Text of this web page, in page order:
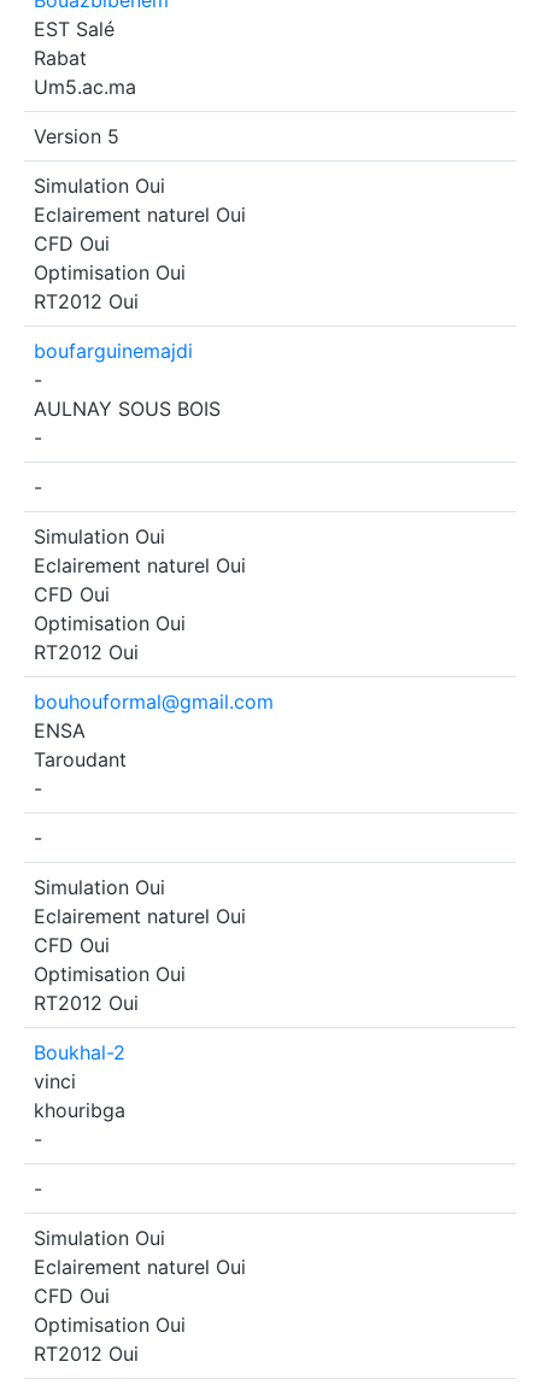
EST Salé
Rabat
Um5.ac.ma
Version 5
Simulation Oui
Eclairement naturel Oui
CFD Oui
Optimisation Oui
RT2012 Oui
boufarguinemajdi
-
AULNAY SOUS BOIS
-
-
Simulation Oui
Eclairement naturel Oui
CFD Oui
Optimisation Oui
RT2012 Oui
bouhouformal@gmail.com
ENSA
Taroudant
-
-
Simulation Oui
Eclairement naturel Oui
CFD Oui
Optimisation Oui
RT2012 Oui
Boukhal-2
vinci
khouribga
-
-
Simulation Oui
Eclairement naturel Oui
CFD Oui
Optimisation Oui
RT2012 Oui